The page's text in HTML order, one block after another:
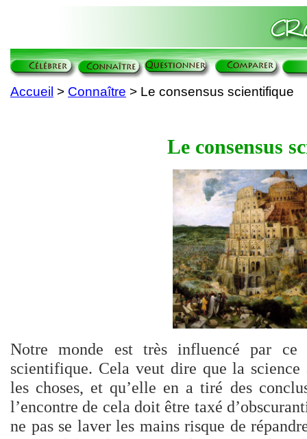
Accueil > Connaître > Le consensus scientifique
Le consensus
Notre monde est très influencé par ce
scientifique. Cela veut dire que la
les choses, et qu’elle en a tiré des
l’encontre de cela doit être taxé
ne pas se laver les mains risque de